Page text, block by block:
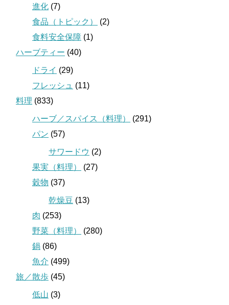
進化 (7)
食品（トピック）
(2)
食料安全保障 (1)
ハーブティー (40)
ドライ (29)
フレッシュ (11)
料理 (833)
ハーブ／スパイス（料理）
(291)
パン (57)
サワードウ (2)
果実（料理）
(27)
穀物 (37)
乾燥豆 (13)
肉 (253)
野菜（料理）
(280)
鍋 (86)
魚介 (499)
旅／散歩 (45)
低山 (3)